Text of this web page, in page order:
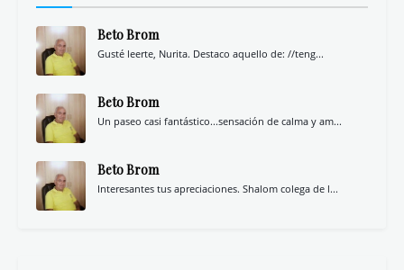
Beto Brom
Gusté leerte, Nurita. Destaco aquello de: //teng...
Beto Brom
Un paseo casi fantástico...sensación de calma y am...
Beto Brom
Interesantes tus apreciaciones. Shalom colega de l...